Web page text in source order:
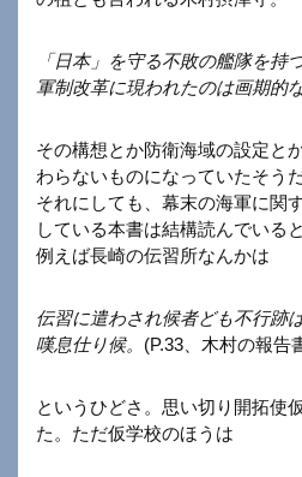
「日本」を守る不敗の艦隊を持
軍制改革に現われたのは画期的
その構想とか防衛海域の設定と
わらないものになっていたそうだ
それにしても、幕末の海軍に関
している本書は結構読んでいる
例えば長崎の伝習所なんかは
伝習に遣わされ候者ども不行跡
嘆息仕り候。 (P.33、木村の報告
というひどさ。思い切り開拓使
た。ただ仮学校のほうは